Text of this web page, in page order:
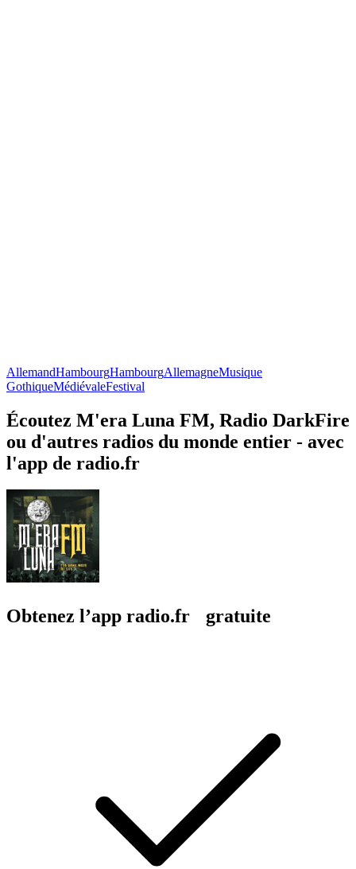
AllemandHambourgHambourgAllemagneMusique
GothiqueMédiévaleFestival
Écoutez M'era Luna FM, Radio DarkFire
ou d'autres radios du monde entier - avec
l'app de radio.fr
Obtenez l’app radio.fr gratuite